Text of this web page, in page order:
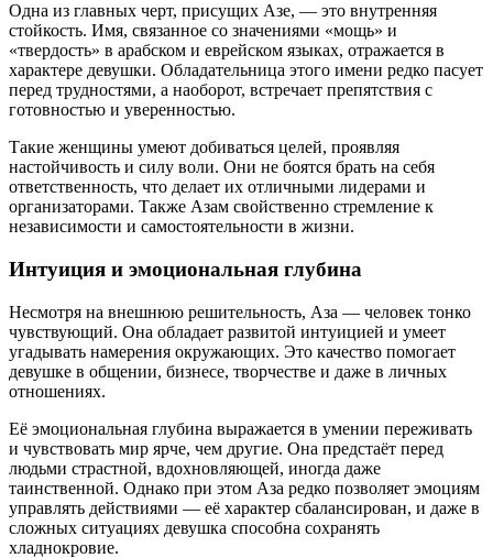
Одна из главных черт, присущих Азе, — это внутренняя
стойкость. Имя, связанное со значениями «мощь» и
«твердость» в арабском и еврейском языках, отражается в
характере девушки. Обладательница этого имени редко пасует
перед трудностями, а наоборот, встречает препятствия с
готовностью и уверенностью.
Такие женщины умеют добиваться целей, проявляя
настойчивость и силу воли. Они не боятся брать на себя
ответственность, что делает их отличными лидерами и
организаторами. Также Азам свойственно стремление к
независимости и самостоятельности в жизни.
Интуиция и эмоциональная глубина
Несмотря на внешнюю решительность, Аза — человек тонко
чувствующий. Она обладает развитой интуицией и умеет
угадывать намерения окружающих. Это качество помогает
девушке в общении, бизнесе, творчестве и даже в личных
отношениях.
Её эмоциональная глубина выражается в умении переживать
и чувствовать мир ярче, чем другие. Она предстаёт перед
людьми страстной, вдохновляющей, иногда даже
таинственной. Однако при этом Аза редко позволяет эмоциям
управлять действиями — её характер сбалансирован, и даже в
сложных ситуациях девушка способна сохранять
хладнокровие.